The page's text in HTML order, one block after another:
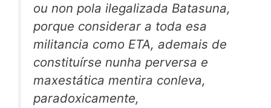
ou non pola ilegalizada Batasuna,
porque considerar a toda esa
militancia como ETA, ademais de
constituírse nunha perversa e
maxestática mentira conleva,
paradoxicamente,